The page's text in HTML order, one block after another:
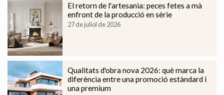
El retorn de l'artesania: peces fetes a mà
enfront de la producció en sèrie
27 de juliol de 2026
Qualitats d'obra nova 2026: què marca la
diferència entre una promoció estàndard i
una premium